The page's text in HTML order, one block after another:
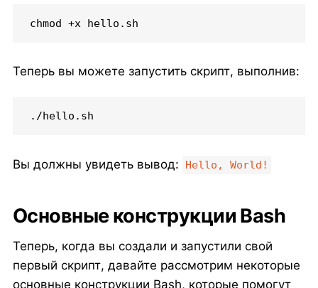
chmod +x hello.sh
Теперь вы можете запустить скрипт, выполнив:
./hello.sh
Вы должны увидеть вывод: Hello, World!
Основные конструкции Bash
Теперь, когда вы создали и запустили свой
первый скрипт, давайте рассмотрим некоторые
основные конструкции Bash, которые помогут